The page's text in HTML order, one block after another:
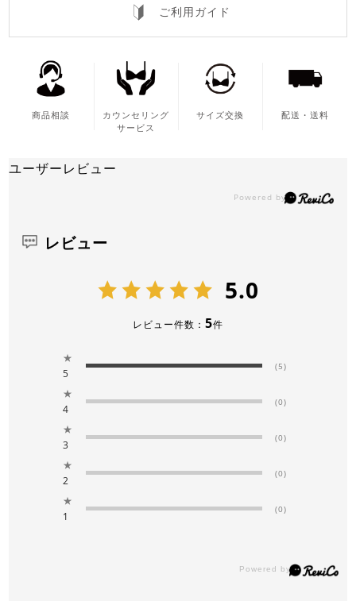
ご利用ガイド
商品相談
カウンセリング
サービス
サイズ交換 配送・送料
ユーザーレビュー
レビュー
5.0
レビュー件数： 5件
★
5
(5)
★
4
(0)
★
3
(0)
★
2
(0)
★
1
(0)